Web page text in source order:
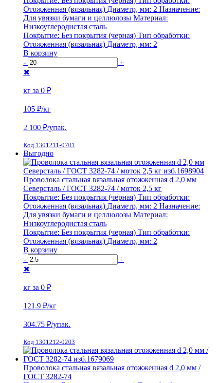
Отожженная (вязальная) Диаметр, мм: 2 Назначение:
Для увязки бумаги и целлюлозы Материал:
Низкоуглеродистая сталь
Покрытие: Без покрытия (черная) Тип обработки:
Отожженная (вязальная) Диаметр, мм: 2
В корзину
-
+
✖
кг за 0 ₽
105 ₽/кг
2 100 ₽/упак.
Код 1301211-0701
Выгодно
Проволока стальная вязальная отожженная d 2,0 мм
Северсталь / ГОСТ 3282-74 / моток 2,5 кг
Покрытие: Без покрытия (черная) Тип обработки:
Отожженная (вязальная) Диаметр, мм: 2 Назначение:
Для увязки бумаги и целлюлозы Материал:
Низкоуглеродистая сталь
Покрытие: Без покрытия (черная) Тип обработки:
Отожженная (вязальная) Диаметр, мм: 2
В корзину
-
+
✖
кг за 0 ₽
121.9 ₽/кг
304.75 ₽/упак.
Код 1301212-0203
Проволока стальная вязальная отожженная d 2,0 мм /
ГОСТ 3282-74